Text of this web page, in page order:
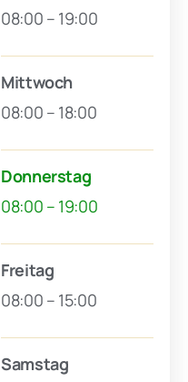
08:00 – 19:00
Mittwoch
08:00 – 18:00
Donnerstag
08:00 – 19:00
Freitag
08:00 – 15:00
Samstag